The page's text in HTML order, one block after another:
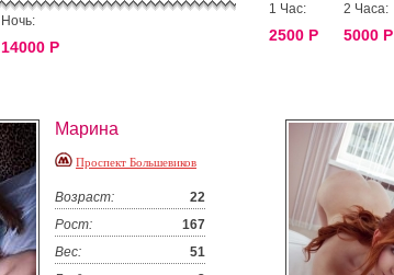
Ночь:
14000 Р
1 Час:
2500 Р
2 Часа:
5000 Р
Марина
Проспект Большевиков
Возраст:
22
Рост:
167
Вес:
51